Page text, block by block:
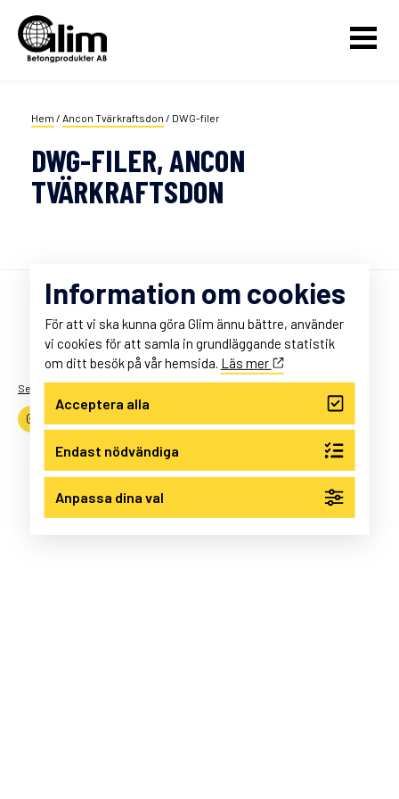
Hem / Ancon Tvärkraftsdon / DWG-filer
DWG-FILER, ANCON
TVÄRKRAFTSDON
© Glim, Styrstad Kronogård 1,
605 92 Norrköping, Telefon: 011-10 88 80
Sekretess & Cookies
Information om cookies
För att vi ska kunna göra Glim ännu bättre, använder
vi cookies för att samla in grundläggande statistik
om ditt besök på vår hemsida. Läs mer
Acceptera alla
Endast nödvändiga
Anpassa dina val